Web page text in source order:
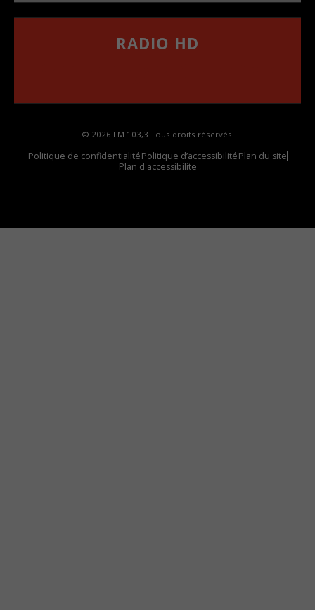
RADIO HD
© 2026 FM 103,3 Tous droits réservés.
Politique de confidentialitéPolitique d’accessibilitéPlan du site
Plan d'accessibilite